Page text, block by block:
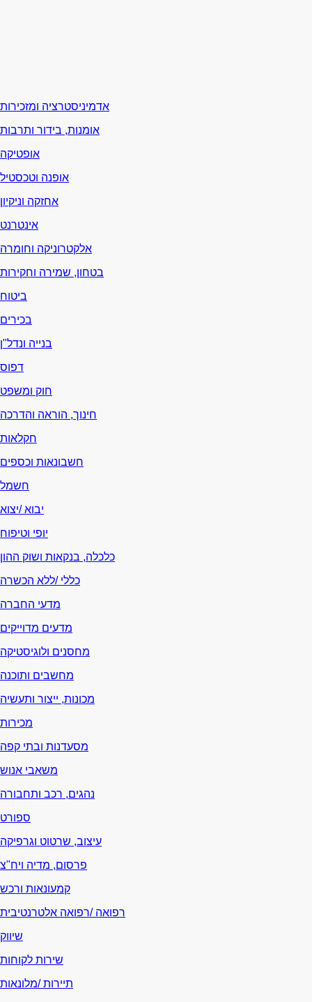
אדמיניסטרציה ומזכירות
אומנות, בידור ותרבות
אופטיקה
אופנה וטכסטיל
אחזקה וניקיון
אינטרנט
אלקטרוניקה וחומרה
בטחון, שמירה וחקירות
ביטוח
בכירים
בנייה ונדל"ן
דפוס
חוק ומשפט
חינוך, הוראה והדרכה
חקלאות
חשבונאות וכספים
חשמל
יבוא /יצוא
יופי וטיפוח
כלכלה, בנקאות ושוק ההון
כללי /ללא הכשרה
מדעי החברה
מדעים מדוייקים
מחסנים ולוגיסטיקה
מחשבים ותוכנה
מכונות, ייצור ותעשיה
מכירות
מסעדנות ובתי קפה
משאבי אנוש
נהגים, רכב ותחבורה
ספורט
עיצוב, שרטוט וגרפיקה
פרסום, מדיה ויח"צ
קמעונאות ורכש
רפואה /רפואה אלטרנטיבית
שיווק
שירות לקוחות
תיירות /מלונאות